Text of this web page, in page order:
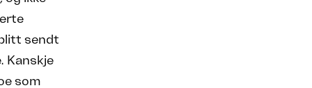
sendt
Kanskje
som